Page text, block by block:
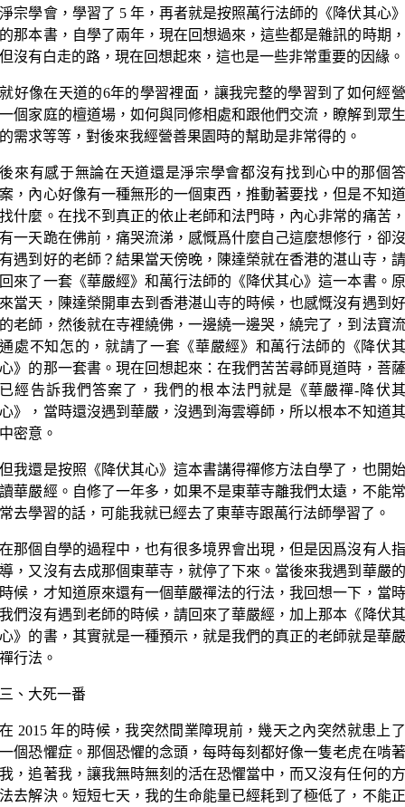
淨宗學會，學習了 5 年，再者就是按照萬行法師的《降伏其心》
的那本書，自學了兩年，現在回想過來，這些都是雜訊的時期，
但沒有白走的路，現在回想起來，這也是一些非常重要的因緣。
就好像在天道的6年的學習裡面，讓我完整的學習到了如何經營
一個家庭的檀道場，如何與同修相處和跟他們交流，瞭解到眾生
的需求等等，對後來我經營善果園時的幫助是非常得的。
後來有感于無論在天道還是淨宗學會都沒有找到心中的那個答
案，內心好像有一種無形的一個東西，推動著要找，但是不知道
找什麼。在找不到真正的依止老師和法門時，內心非常的痛苦，
有一天跪在佛前，痛哭流涕，感慨爲什麼自己這麼想修行，卻沒
有遇到好的老師？結果當天傍晚，陳達榮就在香港的湛山寺，請
回來了一套《華嚴經》和萬行法師的《降伏其心》這一本書。原
來當天，陳達榮開車去到香港湛山寺的時候，也感慨沒有遇到好
的老師，然後就在寺裡繞佛，一邊繞一邊哭，繞完了，到法寶流
通處不知怎的，就請了一套《華嚴經》和萬行法師的《降伏其
心》的那一套書。現在回想起來：在我們苦苦尋師覓道時，菩薩
已經告訴我們答案了，我們的根本法門就是《華嚴禪-降伏其
心》，當時還沒遇到華嚴，沒遇到海雲導師，所以根本不知道其
中密意。
但我還是按照《降伏其心》這本書講得禪修方法自學了，也開始
讀華嚴經。自修了一年多，如果不是東華寺離我們太遠，不能常
常去學習的話，可能我就已經去了東華寺跟萬行法師學習了。
在那個自學的過程中，也有很多境界會出現，但是因爲沒有人指
導，又沒有去成那個東華寺，就停了下來。當後來我遇到華嚴的
時候，才知道原來還有一個華嚴禪法的行法，我回想一下，當時
我們沒有遇到老師的時候，請回來了華嚴經，加上那本《降伏其
心》的書，其實就是一種預示，就是我們的真正的老師就是華嚴
禪行法。
三、大死一番
在 2015 年的時候，我突然間業障現前，幾天之內突然就患上了
一個恐懼症。那個恐懼的念頭，每時每刻都好像一隻老虎在啃著
我，追著我，讓我無時無刻的活在恐懼當中，而又沒有任何的方
法去解決。短短七天，我的生命能量已經耗到了極低了，不能正